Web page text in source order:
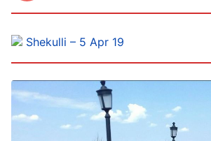
Shekulli – 5 Apr 19